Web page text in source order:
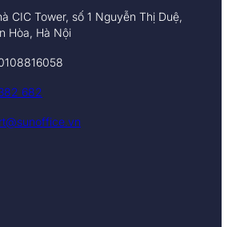
CIC Tower, số 1 Nguyễn Thị Duệ,
Hòa, Hà Nội
682